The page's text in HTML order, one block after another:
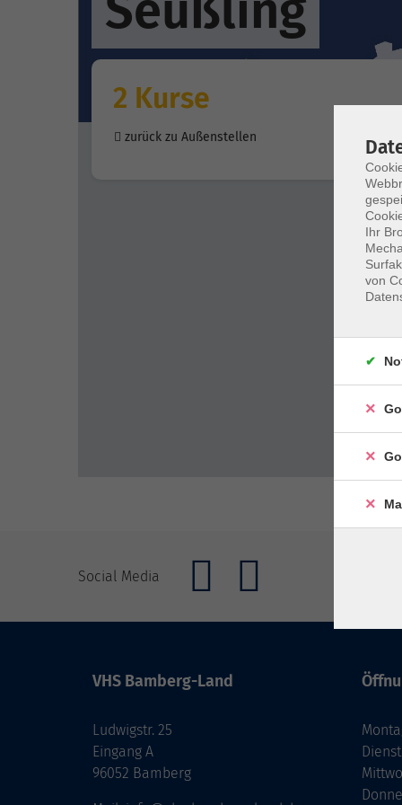
2 Kurse
zurück zu Außenstellen
Social Media
VHS Bamberg-Land
Ludwigstr. 25
Eingang A
96052 Bamberg
Ihr
von